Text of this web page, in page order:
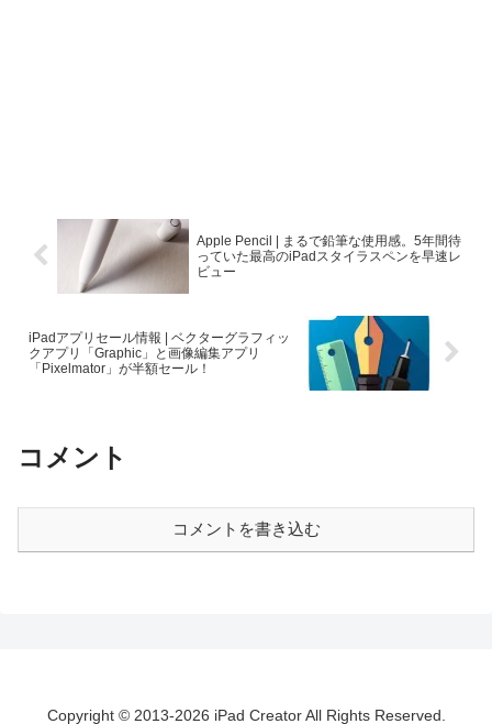
Apple Pencil | まるで鉛筆な使用感。5年間待
っていた最高のiPadスタイラスペンを早速レ
ビュー
iPadアプリセール情報 | ベクターグラフィッ
クアプリ「Graphic」と画像編集アプリ
「Pixelmator」が半額セール！
コメント
コメントを書き込む
Copyright © 2013-2026 iPad Creator All Rights Reserved.